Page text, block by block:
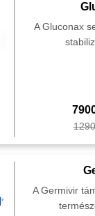
A Gluconax
A Germivir